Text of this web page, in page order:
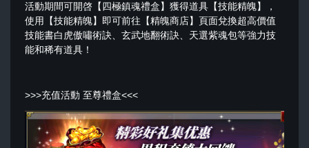
活動期間可開啓【四極鎮魂禮盒】獲得道具【技能精魄】，
使用【技能精魄】即可前往【精魄商店】頁面兌換超高價值
技能書白虎傲嘯術訣、玄武地翻術訣、天選紫魂包等強力技
能和稀有道具！
>>>充值活動 至尊禮盒<<<